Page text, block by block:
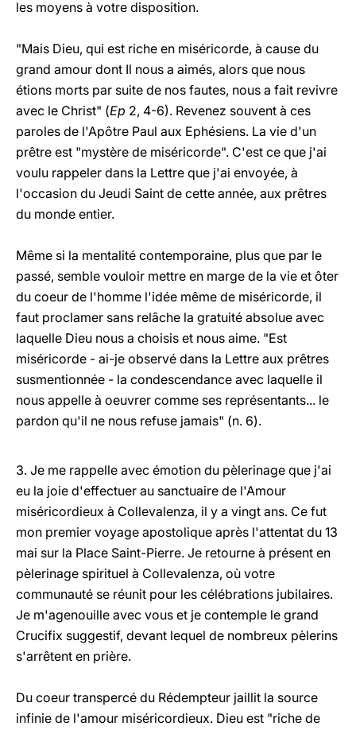
les moyens à votre disposition.
"Mais Dieu, qui est riche en miséricorde, à cause du
grand amour dont Il nous a aimés, alors que nous
étions morts par suite de nos fautes, nous a fait revivre
avec le Christ" (Ep 2, 4-6). Revenez souvent à ces
paroles de l'Apôtre Paul aux Ephésiens. La vie d'un
prêtre est "mystère de miséricorde". C'est ce que j'ai
voulu rappeler dans la Lettre que j'ai envoyée, à
l'occasion du Jeudi Saint de cette année, aux prêtres
du monde entier.
Même si la mentalité contemporaine, plus que par le
passé, semble vouloir mettre en marge de la vie et ôter
du coeur de l'homme l'idée même de miséricorde, il
faut proclamer sans relâche la gratuité absolue avec
laquelle Dieu nous a choisis et nous aime. "Est
miséricorde - ai-je observé dans la Lettre aux prêtres
susmentionnée - la condescendance avec laquelle il
nous appelle à oeuvrer comme ses représentants... le
pardon qu'il ne nous refuse jamais" (n. 6).
3. Je me rappelle avec émotion du pèlerinage que j'ai
eu la joie d'effectuer au sanctuaire de l'Amour
miséricordieux à Collevalenza, il y a vingt ans. Ce fut
mon premier voyage apostolique après l'attentat du 13
mai sur la Place Saint-Pierre. Je retourne à présent en
pèlerinage spirituel à Collevalenza, où votre
communauté se réunit pour les célébrations jubilaires.
Je m'agenouille avec vous et je contemple le grand
Crucifix suggestif, devant lequel de nombreux pèlerins
s'arrêtent en prière.
Du coeur transpercé du Rédempteur jaillit la source
infinie de l'amour miséricordieux. Dieu est "riche de